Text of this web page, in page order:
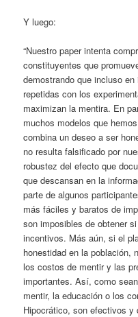
Y luego:
“Nuestro paper intenta
constituyentes que
demostrando que incluso
repetidas con los
maximizan la mentira. En
muchos modelos que
combina un deseo a ser
no resulta falsificado por
robustez del efecto que
que descansan en la
parte de algunos
más fáciles y baratos de
son imposibles de obtener
incentivos. Más aún, si el
honestidad en la población,
los costos de mentir y las
importantes. Así, como
mentir, la educación o los
Hipocrático, son efectivos y